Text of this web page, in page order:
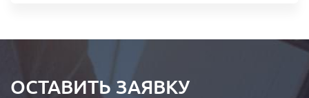
ОСТАВИТЬ ЗАЯВКУ